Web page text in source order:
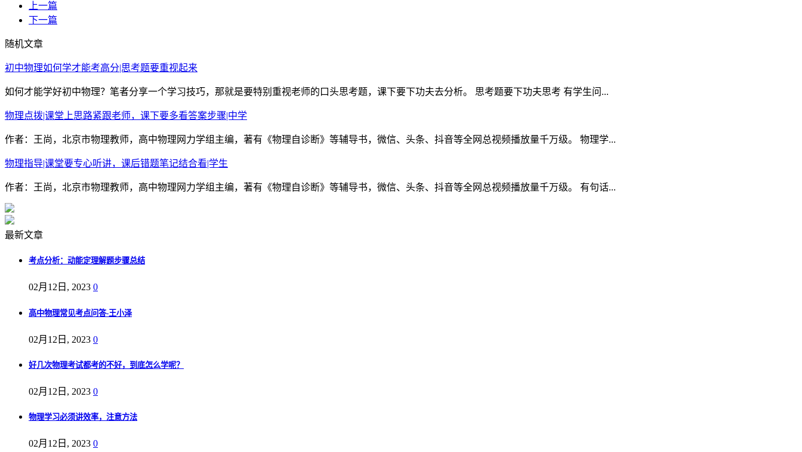
上一篇
下一篇
随机文章
初中物理如何学才能考高分|思考题要重视起来
如何才能学好初中物理？笔者分享一个学习技巧，那就是要特别重视老师的口头思考题，课下要下功夫去分析。 思考题要下功夫思考 有学生问...
物理点拨|课堂上思路紧跟老师，课下要多看答案步骤|中学
作者：王尚，北京市物理教师，高中物理网力学组主编，著有《物理自诊断》等辅导书，微信、头条、抖音等全网总视频播放量千万级。 物理学...
物理指导|课堂要专心听讲，课后错题笔记结合看|学生
作者：王尚，北京市物理教师，高中物理网力学组主编，著有《物理自诊断》等辅导书，微信、头条、抖音等全网总视频播放量千万级。 有句话...
最新文章
考点分析：动能定理解题步骤总结
02月12日, 2023 0
高中物理常见考点问答-王小泽
02月12日, 2023 0
好几次物理考试都考的不好，到底怎么学呢？
02月12日, 2023 0
物理学习必须讲效率，注意方法
02月12日, 2023 0